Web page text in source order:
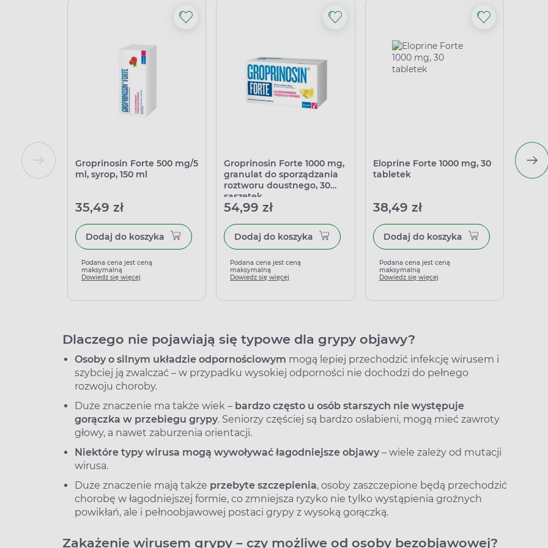
Groprinosin Forte 500 mg/5
ml, syrop, 150 ml
35,49 zł
Dodaj do koszyka
Podana cena jest ceną
maksymalną
Dowiedz się więcej
Groprinosin Forte 1000 mg,
granulat do sporządzania
roztworu doustnego, 30
saszetek
54,99 zł
Dodaj do koszyka
Podana cena jest ceną
maksymalną
Dowiedz się więcej
Eloprine Forte 1000 mg, 30
tabletek
38,49 zł
Dodaj do koszyka
Podana cena jest ceną
maksymalną
Dowiedz się więcej
ml
Dlaczego nie pojawiają się typowe dla grypy objawy?
Osoby o silnym układzie odpornościowym mogą lepiej przechodzić infekcję wirusem i
szybciej ją zwalczać – w przypadku wysokiej odporności nie dochodzi do pełnego
rozwoju choroby.
Duże znaczenie ma także wiek – bardzo często u osób starszych nie występuje
gorączka w przebiegu grypy. Seniorzy częściej są bardzo osłabieni, mogą mieć zawroty
głowy, a nawet zaburzenia orientacji.
Niektóre typy wirusa mogą wywoływać łagodniejsze objawy – wiele zależy od mutacji
wirusa.
Duże znaczenie mają także przebyte szczepienia, osoby zaszczepione będą przechodzić
chorobę w łagodniejszej formie, co zmniejsza ryzyko nie tylko wystąpienia groźnych
powikłań, ale i pełnoobjawowej postaci grypy z wysoką gorączką.
Zakażenie wirusem grypy – czy możliwe od osoby bezobjawowej?